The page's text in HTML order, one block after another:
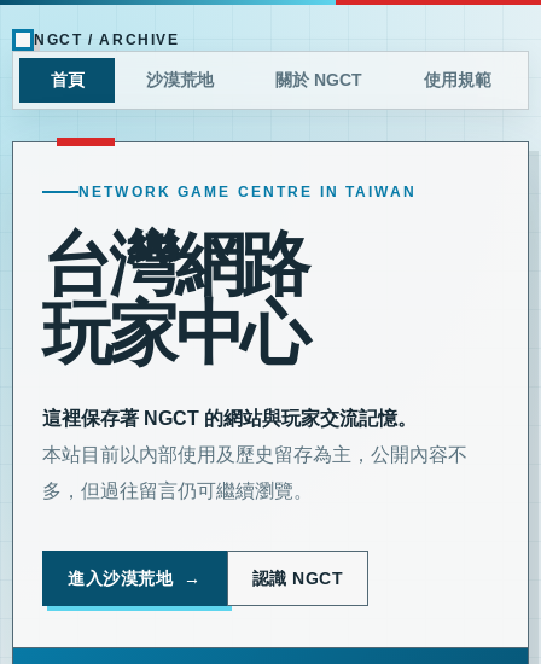
NGCT / ARCHIVE
首頁 沙漠荒地 關於 NGCT 使用規範
NETWORK GAME CENTRE IN TAIWAN
台灣網路
玩家中心
這裡保存著 NGCT 的網站與玩家交流記憶。
本站目前以內部使用及歷史留存為主，公開內容不
多，但過往留言仍可繼續瀏覽。
進入沙漠荒地 → 認識 NGCT